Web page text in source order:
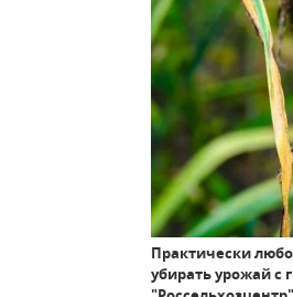
Практически
убирать урожай с